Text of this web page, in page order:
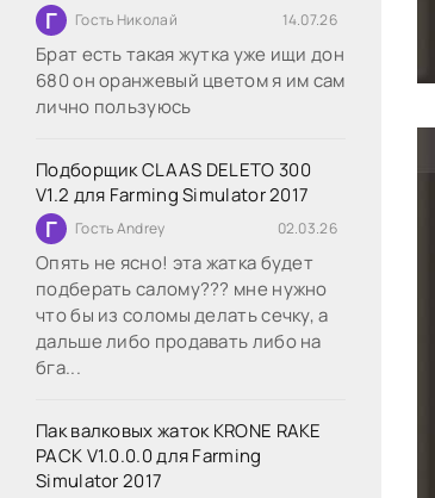
Г Гость Николай 14.07.26
Брат есть такая жутка уже ищи дон
680 он оранжевый цветом я им сам
лично пользуюсь
Подборщик CLAAS DELETO 300
V1.2 для Farming Simulator 2017
Г Гость Andrey 02.03.26
Опять не ясно! эта жатка будет
подберать салому??? мне нужно
что бы из соломы делать сечку, а
дальше либо продавать либо на
бга...
Пак валковых жаток KRONE RAKE
PACK V1.0.0.0 для Farming
Simulator 2017